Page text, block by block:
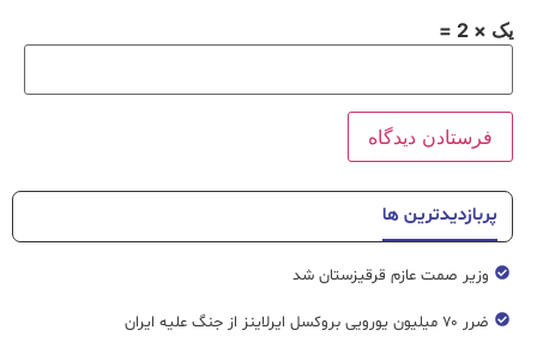
یک × 2 =
پربازدیدترین ها
وزیر صمت عازم قرقیزستان شد
ضرر ۷۰ میلیون یورویی بروکسل ایرلاینز از جنگ علیه ایران